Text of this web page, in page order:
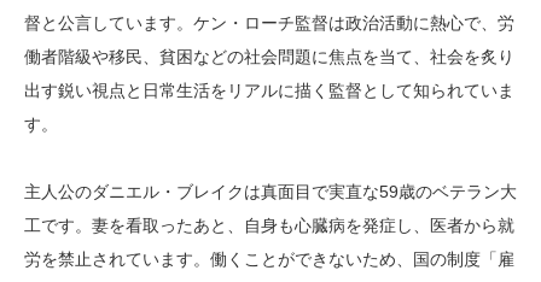
督と公言しています。ケン・ローチ監督は政治活動に熱心で、労
働者階級や移民、貧困などの社会問題に焦点を当て、社会を炙り
出す鋭い視点と日常生活をリアルに描く監督として知られていま
す。
主人公のダニエル・ブレイクは真面目で実直な59歳のベテラン大
工です。妻を看取ったあと、自身も心臓病を発症し、医者から就
労を禁止されています。働くことができないため、国の制度「雇